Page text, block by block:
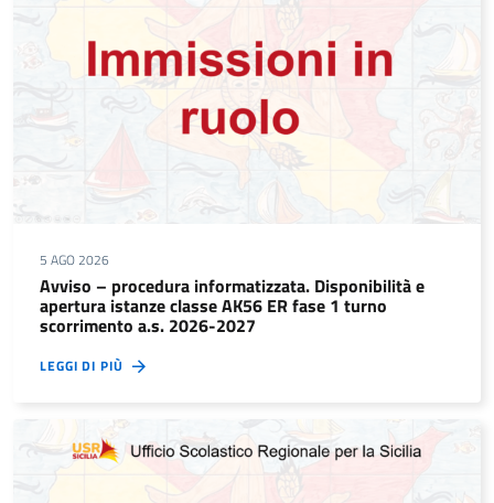
5 AGO 2026
Avviso – procedura informatizzata. Disponibilità e
apertura istanze classe AK56 ER fase 1 turno
scorrimento a.s. 2026-2027
LEGGI DI PIÙ